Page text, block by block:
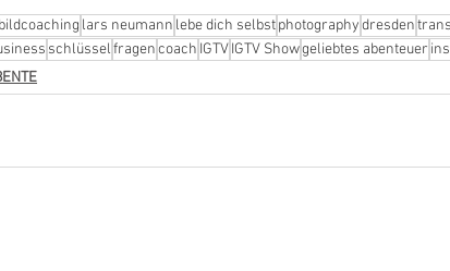
bildcoaching lars neumann lebe dich selbstphotographydresden
schlüsselfragencoach IGTVIGTV Showgeliebtes abenteuer